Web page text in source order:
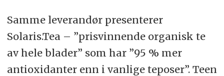
Samme leverandør presenterer
Solaris.Tea – ”prisvinnende organisk te
av hele blader” som har ”95 % mer
antioxidanter enn i vanlige teposer”. Teen